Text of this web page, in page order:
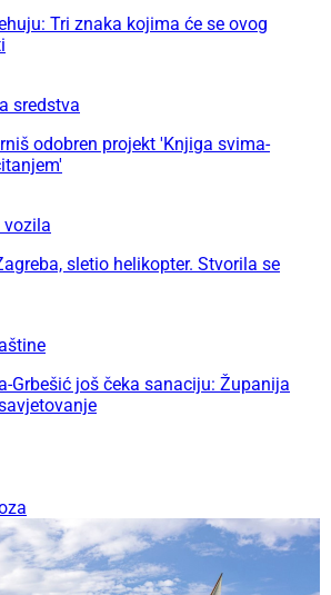
Tri znaka kojima će se ovog
sredstva
odobren projekt 'Knjiga svima-
vozila
sletio helikopter. Stvorila se
Grbešić još čeka sanaciju: Županija